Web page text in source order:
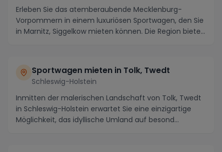
Erleben Sie das atemberaubende Mecklenburg-
Vorpommern in einem luxuriösen Sportwagen, den Sie
in Marnitz, Siggelkow mieten können. Die Region bietet
Sportwagen mieten in Tolk, Twedt
Schleswig-Holstein
Inmitten der malerischen Landschaft von Tolk, Twedt
in Schleswig-Holstein erwartet Sie eine einzigartige
Möglichkeit, das idyllische Umland auf besond...